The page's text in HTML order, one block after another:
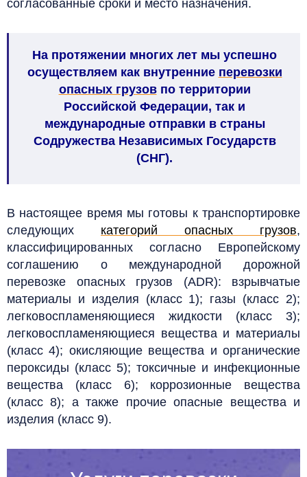
согласованные сроки и место назначения.
На протяжении многих лет мы успешно
осуществляем как внутренние перевозки
опасных грузовпо территории
Российской Федерации, так и
международные отправки в страны
Содружества Независимых Государств
(СНГ).
В настоящее время мы готовы к транспортировке
следующих категорий опасных грузов,
классифицированных согласно Европейскому
соглашению о международной дорожной
перевозке опасных грузов (ADR): взрывчатые
материалы и изделия (класс 1); газы (класс 2);
легковоспламеняющиеся жидкости (класс 3);
легковоспламеняющиеся вещества и материалы
(класс 4); окисляющие вещества и органические
пероксиды (класс 5); токсичные и инфекционные
вещества (класс 6); коррозионные вещества
(класс 8); а также прочие опасные вещества и
изделия (класс 9).